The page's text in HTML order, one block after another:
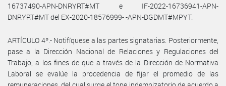
16737490-APN-DNRYRT#MT e IF-2022-16736941-APN-
DNRYRT#MT del EX-2020-18576999- -APN-DGDMT#MPYT.
ARTÍCULO 4º.- Notifíquese a las partes signatarias. Posteriormente,
pase a la Dirección Nacional de Relaciones y Regulaciones del
Trabajo, a los fines de que a través de la Dirección de Normativa
Laboral se evalúe la procedencia de fijar el promedio de las